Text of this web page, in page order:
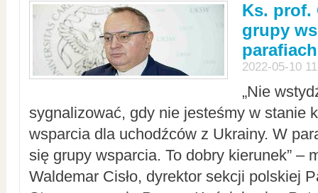
Ks. prof.
grupy
parafiach
2022-05-10
„Nie
sygnalizować, gdy nie jesteśmy w stanie
wsparcia dla uchodźców z Ukrainy. W
się grupy wsparcia. To dobry kierunek” –
Waldemar Cisło, dyrektor sekcji polskiej